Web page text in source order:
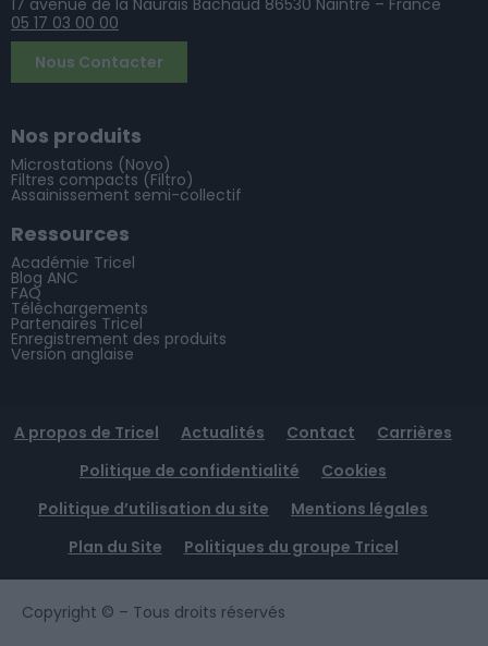
17 avenue de la Naurais Bachaud 86530 Naintré – France
05 17 03 00 00
Nous Contacter
Nos produits
Microstations (Novo)
Filtres compacts (Filtro)
Assainissement semi-collectif
Ressources
Académie Tricel
Blog ANC
FAQ
Téléchargements
Partenaires Tricel
Enregistrement des produits
Version anglaise
A propos de Tricel Actualités Contact
Carrières
Politique de confidentialité
Cookies
Politique d’utilisation du site
Mentions légales
Plan du Site
Politiques du groupe Tricel
Copyright © – Tous droits réservés